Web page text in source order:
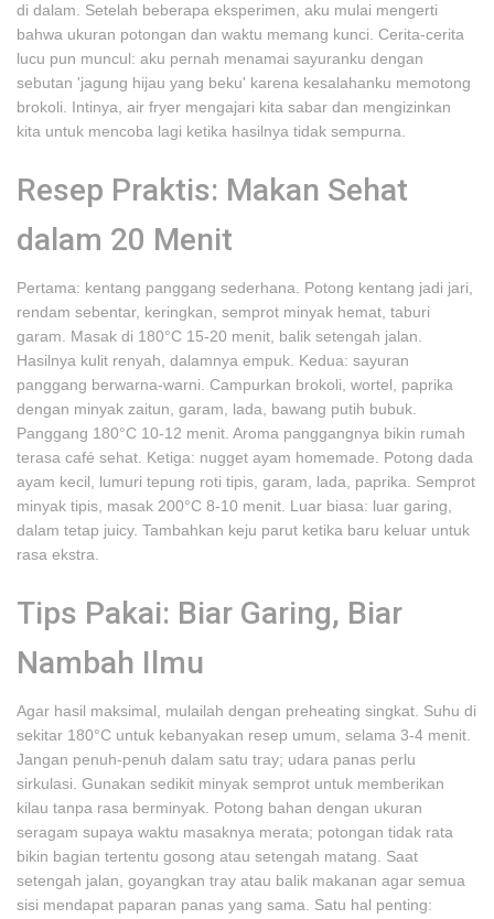
di dalam. Setelah beberapa eksperimen, aku mulai mengerti
bahwa ukuran potongan dan waktu memang kunci. Cerita-cerita
lucu pun muncul: aku pernah menamai sayuranku dengan
sebutan 'jagung hijau yang beku' karena kesalahanku memotong
brokoli. Intinya, air fryer mengajari kita sabar dan mengizinkan
kita untuk mencoba lagi ketika hasilnya tidak sempurna.
Resep Praktis: Makan Sehat
dalam 20 Menit
Pertama: kentang panggang sederhana. Potong kentang jadi jari,
rendam sebentar, keringkan, semprot minyak hemat, taburi
garam. Masak di 180°C 15-20 menit, balik setengah jalan.
Hasilnya kulit renyah, dalamnya empuk. Kedua: sayuran
panggang berwarna-warni. Campurkan brokoli, wortel, paprika
dengan minyak zaitun, garam, lada, bawang putih bubuk.
Panggang 180°C 10-12 menit. Aroma panggangnya bikin rumah
terasa café sehat. Ketiga: nugget ayam homemade. Potong dada
ayam kecil, lumuri tepung roti tipis, garam, lada, paprika. Semprot
minyak tipis, masak 200°C 8-10 menit. Luar biasa: luar garing,
dalam tetap juicy. Tambahkan keju parut ketika baru keluar untuk
rasa ekstra.
Tips Pakai: Biar Garing, Biar
Nambah Ilmu
Agar hasil maksimal, mulailah dengan preheating singkat. Suhu di
sekitar 180°C untuk kebanyakan resep umum, selama 3-4 menit.
Jangan penuh-penuh dalam satu tray; udara panas perlu
sirkulasi. Gunakan sedikit minyak semprot untuk memberikan
kilau tanpa rasa berminyak. Potong bahan dengan ukuran
seragam supaya waktu masaknya merata; potongan tidak rata
bikin bagian tertentu gosong atau setengah matang. Saat
setengah jalan, goyangkan tray atau balik makanan agar semua
sisi mendapat paparan panas yang sama. Satu hal penting: